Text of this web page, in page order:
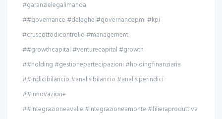
#garanzielegalimanda
##governance #deleghe #governancepmi #kpi
#cruscottodicontrollo #management
##growthcapital #venturecapital #growth
##holding #gestionepartecipazioni #holdingfinanziaria
##indicibilancio #analisibilancio #analisiperindici
##innovazione
##integrazioneavalle #integrazioneamonte #filieraproduttiva